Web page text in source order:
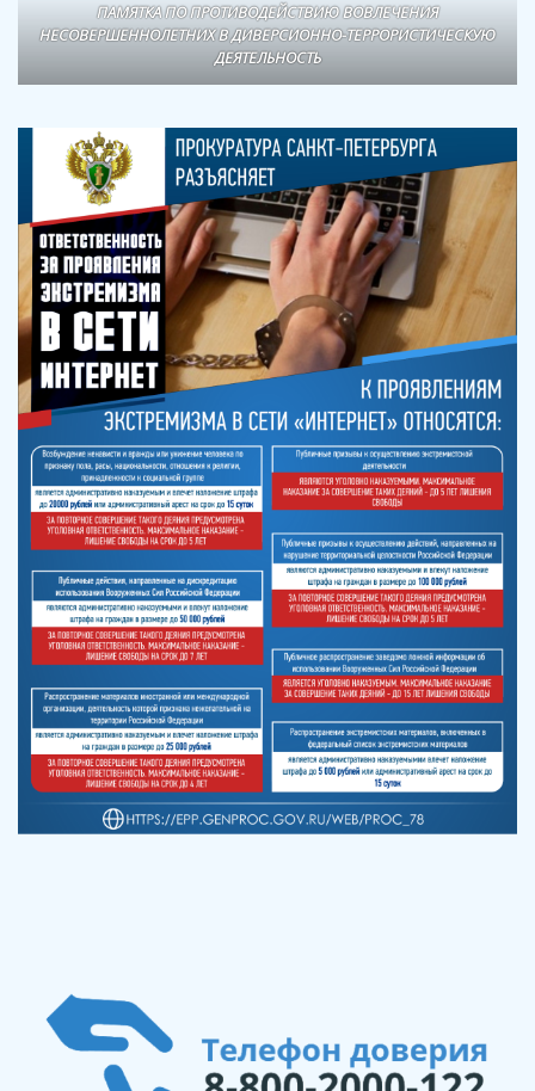
ПАМЯТКА ПО ПРОТИВОДЕЙСТВИЮ ВОВЛЕЧЕНИЯ
НЕСОВЕРШЕННОЛЕТНИХ В ДИВЕРСИОННО-ТЕРРОРИСТИЧЕСКУЮ
ДЕЯТЕЛЬНОСТЬ